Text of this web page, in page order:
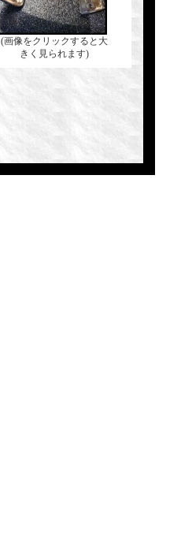
(画像をクリックすると大
きく見られます)